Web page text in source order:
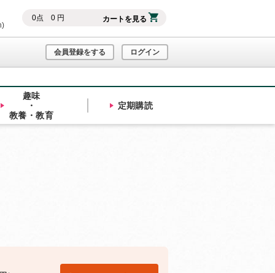
0点 0円 カートを見る
会員登録をする ログイン
趣味
・
教養・教育
定期購読